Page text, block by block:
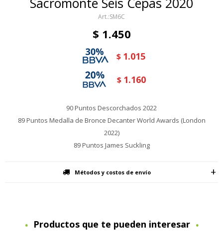
SM6C
$ 1.450
$ 1.015
$ 1.160
90 Puntos Descorchados 2022
89 Puntos Medalla de Bronce Decanter World Awards (London
2022)
89 Puntos James Suckling
Métodos y costos de envío
Productos que te pueden interesar